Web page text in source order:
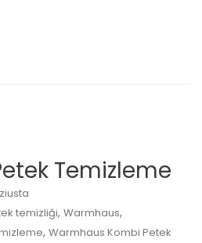
Temizleme
temizliği, Warmhaus,
, Warmhaus Kombi Petek